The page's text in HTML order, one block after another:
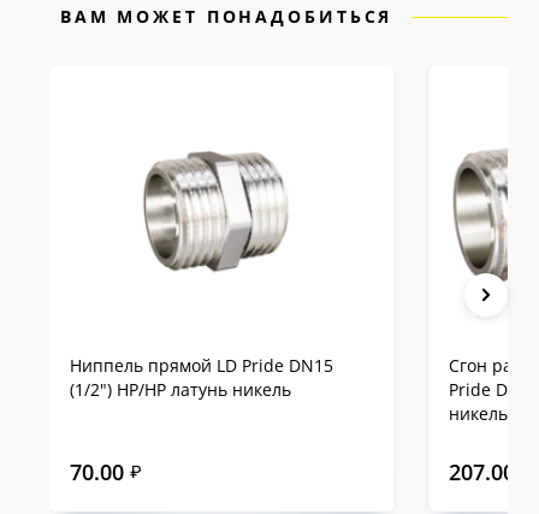
Сравнение LD Pride с
аналогами на примере
ВАМ МОЖЕТ ПОНАДОБИТЬСЯ
Ниппель прямой LD Pride DN15
(1/2") НР/НР латунь никель
70.00 ₽
Сгон
Pride
никель
207.00